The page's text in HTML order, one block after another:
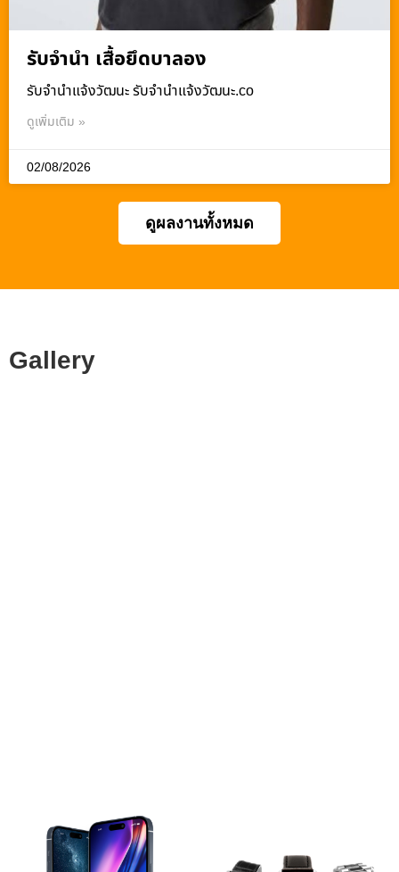
รับจำนำ เสื้อยึดบาลอง
รับจํานําแจ้งวัฒนะ รับจํานําแจ้งวัฒนะ.co
ดูเพิ่มเติม »
02/08/2026
ดูผลงานทั้งหมด
Gallery